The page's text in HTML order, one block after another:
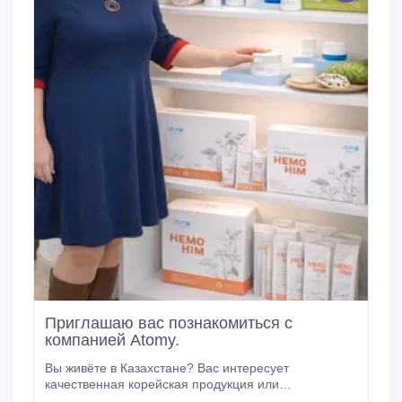
поддержка ПОЧЕМУ TECO? ✔️ Современные
инженерные решения ✔️ Прочная и долговечная
Высокая надежность эксплуатации ✔️ Быстрые
сроки производства и поставки WHATSAPP /
ТЕЛЕФОН 90 535 065 81 35 7 707 791 6607 www.
Приглашаю вас познакомиться с
компанией Atomy.
Вы живёте в Казахстане? Вас интересует
качественная корейская продукция или